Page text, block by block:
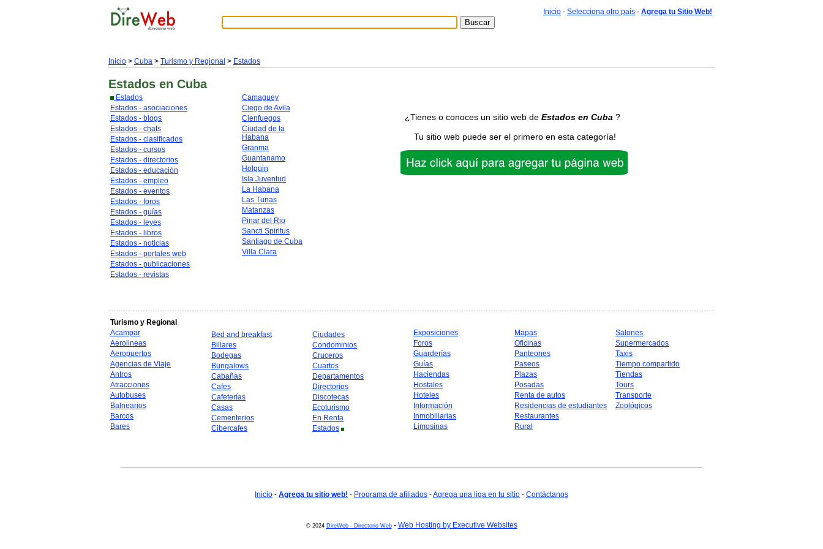
Inicio - Selecciona otro país - Agrega tu Sitio Web!
Inicio > Cuba > Turismo y Regional > Estados
Estados en Cuba
Estados
Estados - asociaciones
Estados - blogs
Estados - chats
Estados - clasificados
Estados - cursos
Estados - directorios
Estados - educación
Estados - empleo
Estados - eventos
Estados - foros
Estados - guías
Estados - leyes
Estados - libros
Estados - noticias
Estados - portales web
Estados - publicaciones
Estados - revistas
Camaguey
Ciego de Avila
Cienfuegos
Ciudad de la
Habana
Granma
Guantanamo
Holguin
Isla Juventud
La Habana
Las Tunas
Matanzas
Pinar del Rio
Sancti Spiritus
Santiago de Cuba
Villa Clara
¿Tienes o conoces un sitio web de Estados en Cuba ?
Tu sitio web puede ser el primero en esta categoría!
Turismo y Regional
Acampar
Aerolineas
Aeropuertos
Agencias de Viaje
Antros
Atracciones
Autobuses
Balnearios
Barcos
Bares
Bed and breakfast
Billares
Bodegas
Bungalows
Cabañas
Cafes
Cafeterías
Casas
Cementerios
Cibercafes
Ciudades
Condominios
Cruceros
Cuartos
Departamentos
Directorios
Discotecas
Ecoturismo
En Renta
Estados
Exposiciones
Foros
Guarderías
Guías
Haciendas
Hostales
Hoteles
Información
Inmobiliarias
Limosinas
Mapas
Oficinas
Panteones
Paseos
Plazas
Posadas
Renta de autos
Residencias de estudiantes
Restaurantes
Rural
Salones
Supermercados
Taxis
Tiempo compartido
Tiendas
Tours
Transporte
Zoológicos
Inicio - Agrega tu sitio web! - Programa de afiliados -Agrega una liga en tu sitio - Contáctanos
© 2024 DireWeb - Directorio Web- Web Hosting by Executive Websites